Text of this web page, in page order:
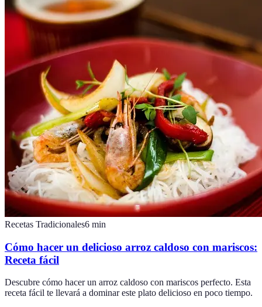
Recetas Tradicionales6 min
Cómo hacer un delicioso arroz caldoso con mariscos:
Receta fácil
Descubre cómo hacer un arroz caldoso con mariscos perfecto. Esta
receta fácil te llevará a dominar este plato delicioso en poco tiempo.